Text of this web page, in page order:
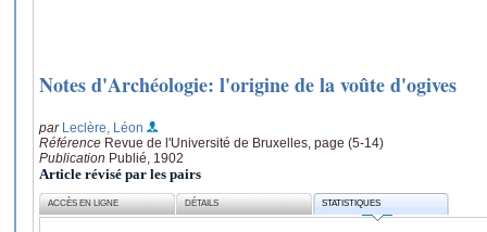
Notes d'Archéologie: l'origine de la voûte d'ogives
par Leclère, Léon
Référence Revue de l'Université de Bruxelles, page (5-14)
Publication Publié, 1902
Article révisé par les pairs
ACCÈS EN LIGNE DÉTAILS STATISTIQUES